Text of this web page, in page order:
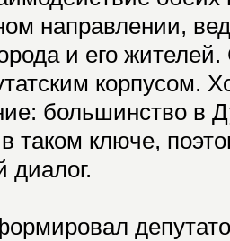
направлении,
и его
корпусом.
большинство в
таком ключе,
диалог.